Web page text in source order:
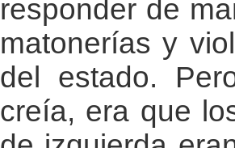
responder de
matonerías y
del estado.
creía, era que